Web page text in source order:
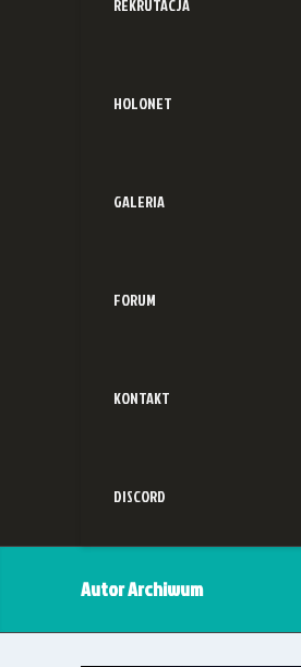
REKRUTACJA
HOLONET
GALERIA
FORUM
KONTAKT
DISCORD
Autor Archiwum